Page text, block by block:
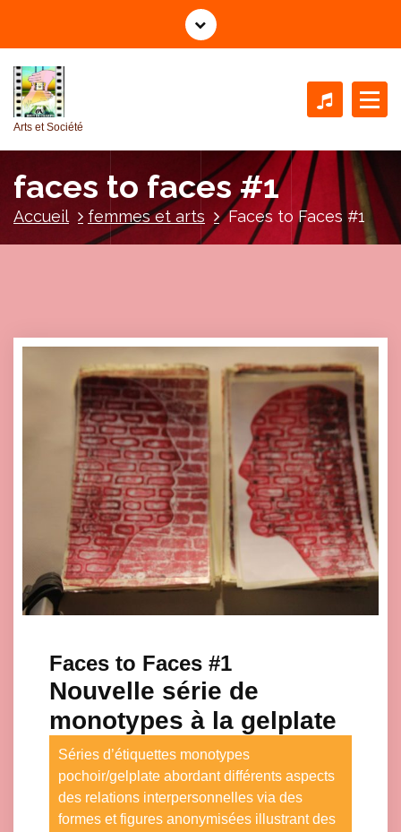
l
e
Arts et Société
faces to faces #1
Accueil femmes et arts Faces to Faces #1
Faces to Faces #1
Nouvelle série de
monotypes à la gelplate
Séries d’étiquettes monotypes
pochoir/gelplate abordant différents aspects
des relations interpersonnelles via des
formes et figures anonymisées illustrant des